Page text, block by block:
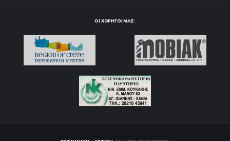
ΟΙ ΧΟΡΗΓΟΊ ΜΑΣ: